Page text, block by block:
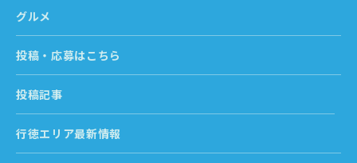
グルメ
投稿・応募はこちら
投稿記事
行徳エリア最新情報